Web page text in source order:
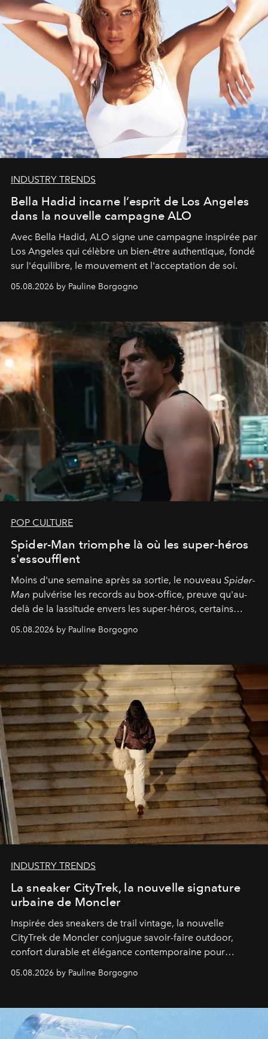
INDUSTRY TRENDS
Bella Hadid incarne l’esprit de Los Angeles
dans la nouvelle campagne ALO
Avec Bella Hadid, ALO signe une campagne inspirée par
Los Angeles qui célèbre un bien-être authentique, fondé
sur l'équilibre, le mouvement et l'acceptation de soi.
05.08.2026 by Pauline Borgogno
POP CULTURE
Spider-Man triomphe là où les super-héros
s'essoufflent
Moins d'une semaine après sa sortie, le nouveau Spider-
Man pulvérise les records au box-office, preuve qu'au-
delà de la lassitude envers les super-héros, certains
personnages continuent de susciter une ferveur intacte.
05.08.2026 by Pauline Borgogno
INDUSTRY TRENDS
La sneaker CityTrek, la nouvelle signature
urbaine de Moncler
Inspirée des sneakers de trail vintage, la nouvelle
CityTrek de Moncler conjugue savoir-faire outdoor,
confort durable et élégance contemporaine pour
accompagner les explorations du quotidien.
05.08.2026 by Pauline Borgogno